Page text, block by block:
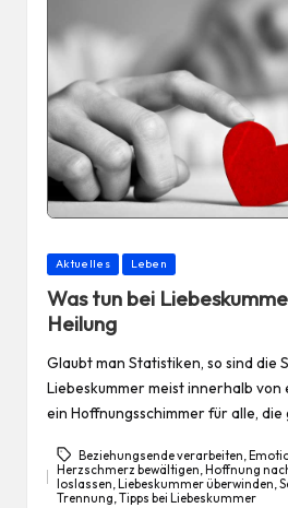
Posted
Aktuelles Leben
Was tun bei
Heilung
Glaubt man Statistiken, so sind die
Liebeskummer meist innerhalb von
ein Hoffnungsschimmer für alle,
Tags:
Beziehungsende verarbeiten,
Herzschmerz bewältigen, Hoffnung
loslassen, Liebeskummer überwinden,
Trennung,Tipps bei Liebeskummer